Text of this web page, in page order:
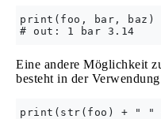
print(foo, bar, baz)
Eine andere Möglichkeit
besteht in der
print(str(foo) + " "